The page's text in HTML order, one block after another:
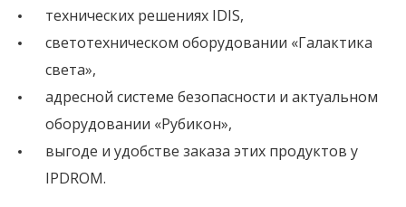
технических решениях IDIS,
светотехническом оборудовании «Галактика
света»,
адресной системе безопасности и актуальном
оборудовании «Рубикон»,
выгоде и удобстве заказа этих продуктов у
IPDROM.